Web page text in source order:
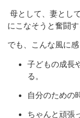
母として、妻とし
にこなそうと奮闘す
でも、こんな風に
子どもの成長
る。
自分のための
ちゃんと頑張